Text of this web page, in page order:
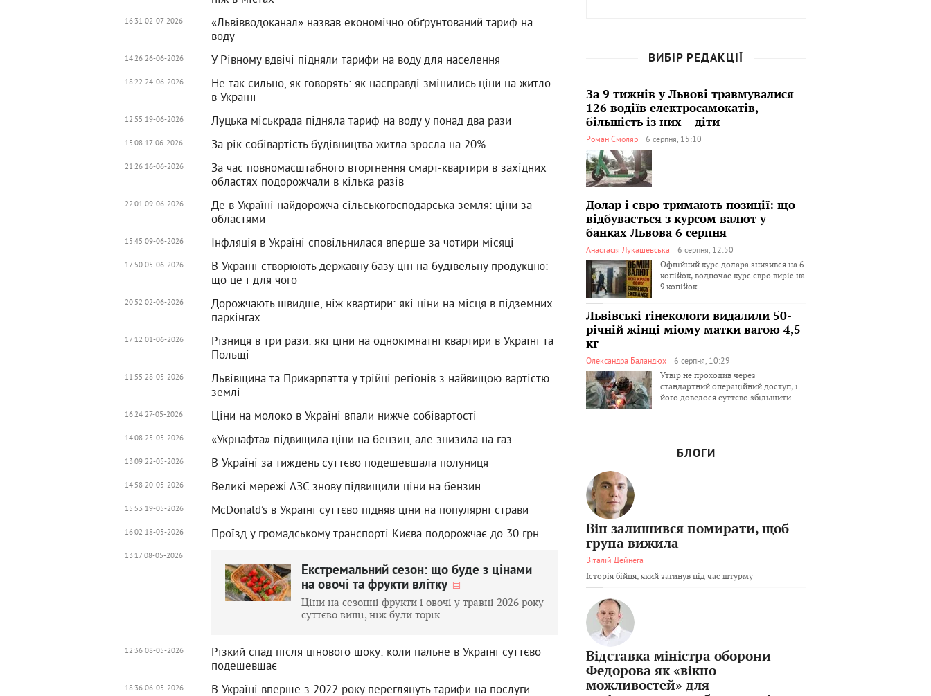
16:31 02-07-2026
«Львівводоканал» назвав економічно обґрунтований тариф на
воду
14:26 26-06-2026 У Рівному вдвічі підняли тарифи на воду для населення
18:22 24-06-2026
Не так сильно, як говорять: як насправді змінились ціни на житло
в Україні
12:55 19-06-2026 Луцька міськрада підняла тариф на воду у понад два рази
15:08 17-06-2026 За рік собівартість будівництва житла зросла на 20%
21:26 16-06-2026
За час повномасштабного вторгнення смарт-квартири в західних
областях подорожчали в кілька разів
22:01 09-06-2026
Де в Україні найдорожча сільськогосподарська земля: ціни за
областями
15:45 09-06-2026 Інфляція в Україні сповільнилася вперше за чотири місяці
17:50 05-06-2026
В Україні створюють державну базу цін на будівельну продукцію:
що це і для чого
20:52 02-06-2026
Дорожчають швидше, ніж квартири: які ціни на місця в підземних
паркінгах
17:12 01-06-2026
Різниця в три рази: які ціни на однокімнатні квартири в Україні та
Польщі
11:55 28-05-2026
Львівщина та Прикарпаття у трійці регіонів з найвищою вартістю
землі
16:24 27-05-2026 Ціни на молоко в Україні впали нижче собівартості
14:08 25-05-2026 «Укрнафта» підвищила ціни на бензин, але знизила на газ
13:09 22-05-2026 В Україні за тиждень суттєво подешевшала полуниця
14:58 20-05-2026 Великі мережі АЗС знову підвищили ціни на бензин
15:53 19-05-2026 McDonald’s в Україні суттєво підняв ціни на популярні страви
16:02 18-05-2026 Проїзд у громадському транспорті Києва подорожчає до 30 грн
13:17 08-05-2026
Екстремальний сезон: що буде з цінами
на овочі та фрукти влітку
Ціни на сезонні фрукти і овочі у травні 2026 року
суттєво вищі, ніж були торік
12:36 08-05-2026
Різкий спад після цінового шоку: коли пальне в Україні суттєво
подешевшає
18:36 06-05-2026
В Україні вперше з 2022 року переглянуть тарифи на послуги
ВИБІР РЕДАКЦІЇ
За 9 тижнів у Львові травмувалися
126 водіїв електросамокатів,
більшість із них – діти
Роман Смоляр 6 серпня, 15:10
Долар і євро тримають позиції: що
відбувається з курсом валют у
банках Львова 6 серпня
Анастасія Лукашевська
6 серпня, 12:50
Офційний курс долара знизився на 6
копійок, водночас курс євро виріс на
9 копійок
Львівські гінекологи видалили 50-
річній жінці міому матки вагою 4,5
кг
Олександра Баландюх
6 серпня, 10:29
Утвір не проходив через
стандартний операційний доступ, і
його довелося суттєво збільшити
БЛОГИ
Він залишився помирати, щоб
група вижила
Віталій Дейнега
Історія бійця, який загинув під час штурму
Відставка міністра оборони
Федорова як «вікно
можливостей» для